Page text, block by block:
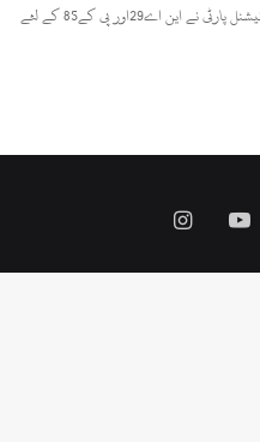
سوات (زما سوات ڈاٹ کام :27نومبر2017ء)عوامی نیشنل پارٹی نے این اے29اور پی کے85 کے لئے
YouTube